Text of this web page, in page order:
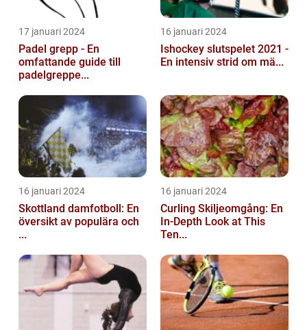
17 januari 2024
Padel grepp - En
omfattande guide till
padelgreppe...
16 januari 2024
Ishockey slutspelet 2021 -
En intensiv strid om mä...
16 januari 2024
Skottland damfotboll: En
översikt av populära och
...
16 januari 2024
Curling Skiljeomgång: En
In-Depth Look at This
Ten...